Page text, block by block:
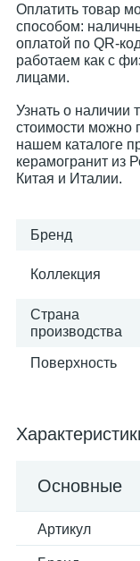
Оплатить товар
способом:
оплатой по QR-
работаем как с
лицами.
Узнать о наличии
стоимости можно
нашем каталоге
керамогранит из
Китая и Италии.
Бренд
Коллекция
Страна
производства
Поверхность
Основные
Артикул